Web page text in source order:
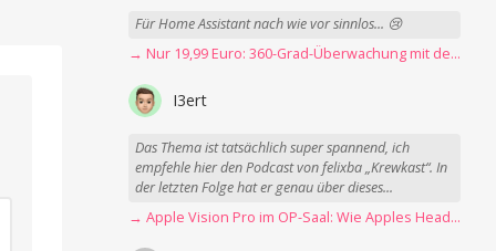
Für Home Assistant nach wie vor sinnlos... 😢
→ Nur 19,99 Euro: 360-Grad-Überwachung mit der Blink Mini Pan-Tilt Kamera
I3ert
Das Thema ist tatsächlich super spannend, ich
empfehle hier den Podcast von felixba „Krewkast“. In
der letzten Folge hat er genau über dieses...
→ Apple Vision Pro im OP-Saal: Wie Apples Headset Operationen beschleunigt